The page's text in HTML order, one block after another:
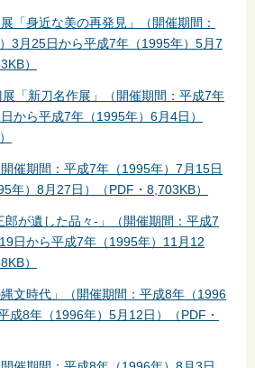
「身近な美の再発見」（開催期間：
3月25日から平成7年（1995年）5月7
）
「新刀名作展」（開催期間：平成7年
から平成7年（1995年）6月4日）
開催期間：平成7年（1995年）7月15日
年）8月27日）（PDF・8,703KB）
郎が遺した品々-」（開催期間：平成7
日から平成7年（1995年）11月12
）
文時代」（開催期間：平成8年（1996
成8年（1996年）5月12日）（PDF・